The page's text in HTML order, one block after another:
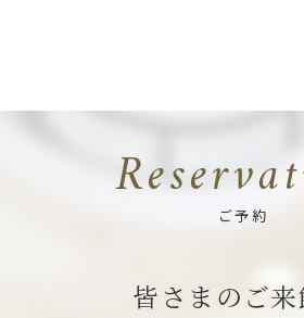
ご予約
皆さまのご来